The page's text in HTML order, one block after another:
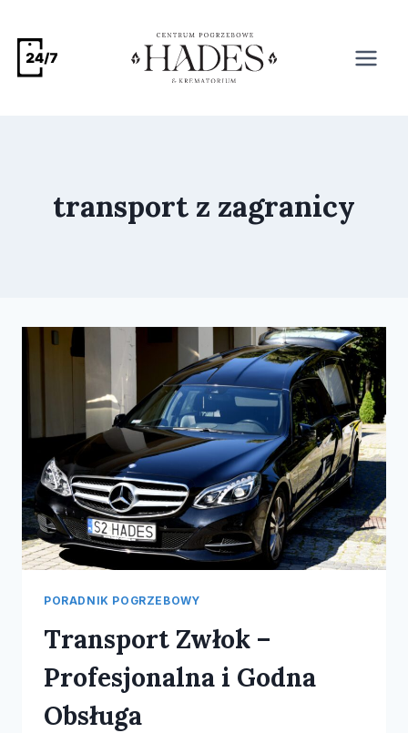
transport z zagranicy
PORADNIK POGRZEBOWY
Transport Zwłok –
Profesjonalna i Godna
Obsługa